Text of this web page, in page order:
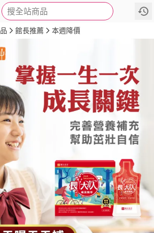
搜全站商品
評價 詳情
館長推薦 本週降價